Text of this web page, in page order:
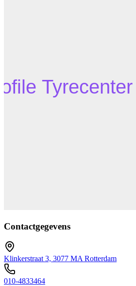
Contactgegevens
Klinkerstraat 3, 3077 MA Rotterdam
010-4833464